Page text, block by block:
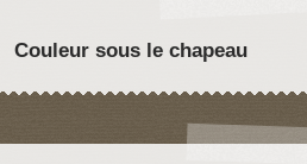
Couleur sous le chapeau